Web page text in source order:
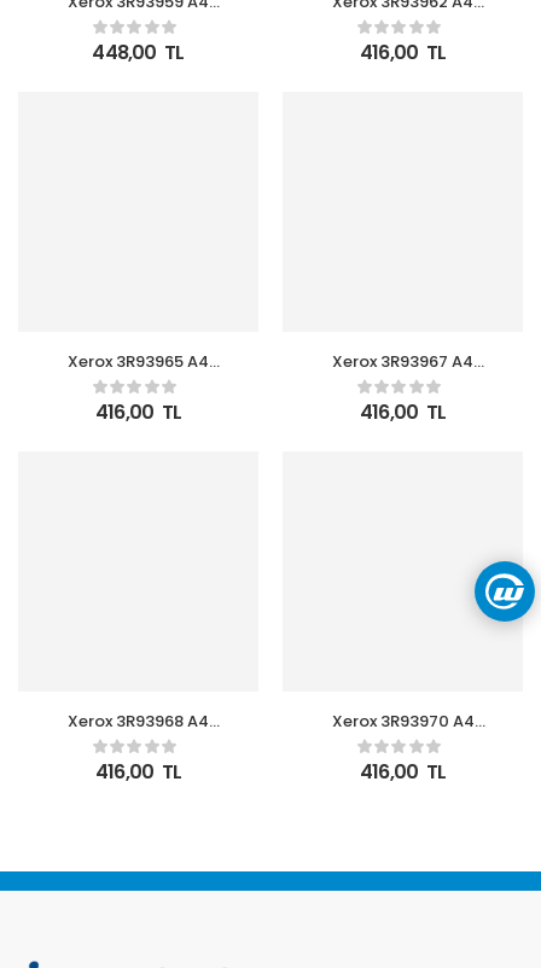
Symphony Koyu Mavi
80gr
448,00 TL
Symphony Somon 80gr
416,00 TL
Xerox 3R93965 A4
Symphony Açık Yeşil
80gr
416,00 TL
Xerox 3R93967 A4
Symphony Açık Mavi
80gr
416,00 TL
Xerox 3R93968 A4
Symphony Mavi 80gr
416,00 TL
Xerox 3R93970 A4
80Gr-500 Symphony
Pembe 80gr
416,00 TL